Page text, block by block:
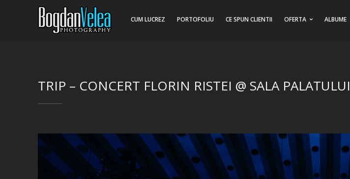
CUM LUCREZ PORTOFOLIU CE SPUN CLIENTII OFERTA ALBUME
TRIP – CONCERT FLORIN RISTEI @ SALA PALATULUI